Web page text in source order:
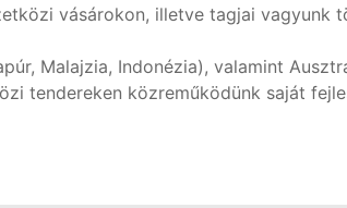
vásárokon, illetve tagjai vagyunk
Malajzia, Indonézia), valamint
tendereken közreműködünk saját